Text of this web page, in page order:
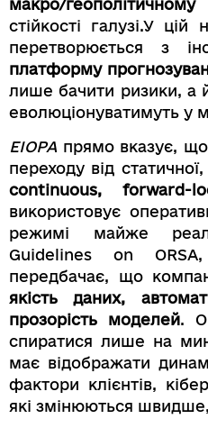
макро/геополітичному
стійкості галузі.У цій
перетворюється з
платформу
лише бачити ризики, а
еволюціонуватимуть у
EIOPA прямо вказує, що
переходу від
continuous, forward-
використовує
режимі майже
Guidelines on
передбачає, що
якість даних,
прозорість моделей.
спиратися лише на
має відображати
фактори клієнтів,
які змінюються швидше,